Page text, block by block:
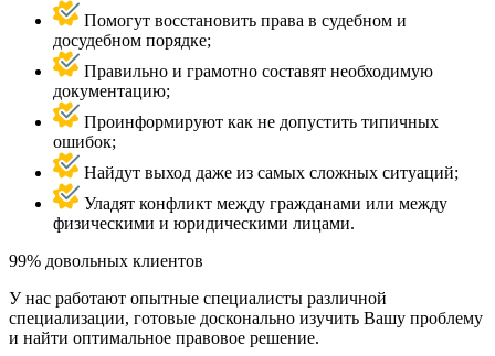
Помогут восстановить права в судебном и
досудебном порядке;
Правильно и грамотно составят необходимую
документацию;
Проинформируют как не допустить типичных
ошибок;
Найдут выход даже из самых сложных ситуаций;
Уладят конфликт между гражданами или между
физическими и юридическими лицами.
99% довольных клиентов
У нас работают опытные специалисты различной
специализации, готовые досконально изучить Вашу проблему
и найти оптимальное правовое решение.